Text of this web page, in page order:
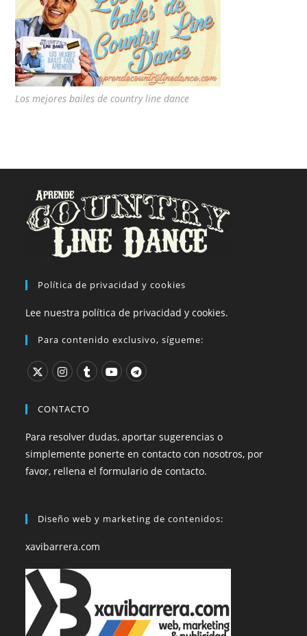
Los mejores bailes de country line dance
Política de privacidad y cookies
Lee nuestra política de privacidad y cookies.
Para contenido exclusivo, sígueme:
CONTACTO
Para resolver dudas, aportar sugerencias o
simplemente ponerte en contacto con nosotros, por
favor, rellena el formulario de contacto.
Diseño web y marketing de contenidos:
xavibarrera.com